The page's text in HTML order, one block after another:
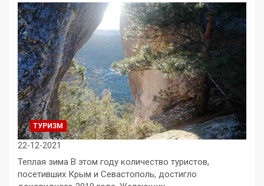
ТУРИЗМ
22-12-2021
Теплая зима В этом году количество туристов,
посетивших Крым и Севастополь, достигло